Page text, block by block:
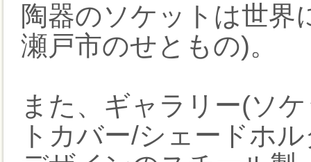
陶器のソケットは世界
瀬戸市のせともの)。
また、ギャラリー(ソ
トカバー/シェードホ